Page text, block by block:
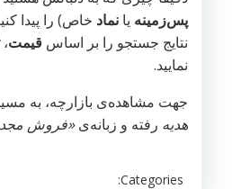
پس‌زمینه یا نماد خاص) را پیدا
نتایج جستجو را بر اساس قیمت،
نمایید.
جهت مشاهده‌ی بازارچه، به
هدیه رفته و زبانه‌ی«فروش
Categories: